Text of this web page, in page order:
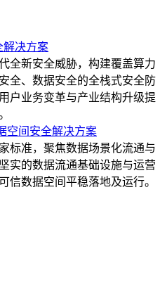
解决方案
全新安全威胁，构建覆盖算力
全、数据安全的全栈式安全防
户业务变革与产业结构升级提
空间安全解决方案
标准，聚焦数据场景化流通与
实的数据流通基础设施与运营
信数据空间平稳落地及运行。